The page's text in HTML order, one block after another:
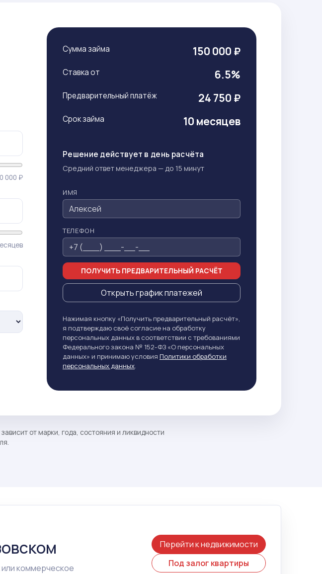
000 ₽
Сумма займа 150 000 ₽
Ставка от 6.5%
Предварительный платёж 24 750 ₽
Срок займа 10 месяцев
Решение действует в день расчёта
Средний ответ менеджера — до 15 минут
ИМЯ
ТЕЛЕФОН
ПОЛУЧИТЬ ПРЕДВАРИТЕЛЬНЫЙ РАСЧЁТ
Открыть график платежей
Нажимая кнопку «Получить предварительный расчёт»,
я подтверждаю своё согласие на обработку
персональных данных в соответствии с требованиями
Федерального закона № 152-ФЗ «О персональных
данных» и принимаю условия Политики обработки
персональных данных.
от марки, года, состояния и ликвидности
или коммерческое
Перейти к недвижимости
Под залог квартиры